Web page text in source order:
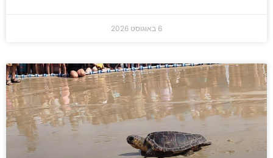
6 באוגוסט 2026